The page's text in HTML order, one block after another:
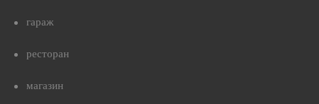
гараж
ресторан
магазин